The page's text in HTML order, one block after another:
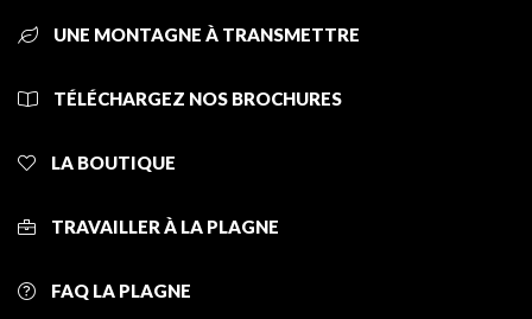
UNE MONTAGNE À TRANSMETTRE
TÉLÉCHARGEZ NOS BROCHURES
LA BOUTIQUE
TRAVAILLER À LA PLAGNE
FAQ LA PLAGNE